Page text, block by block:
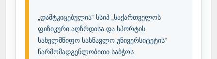
„დამტკიცებულია“ სსიპ „საქართველოს
ფიზიკური აღზრდისა და სპორტის
სახელმწიფო სასწავლო უნივერსიტეტის“
წარმომადგენლობითი საბჭოს